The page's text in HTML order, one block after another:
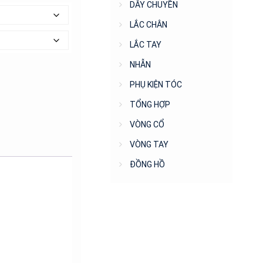
DÂY CHUYỀN
LẮC CHÂN
LẮC TAY
NHẪN
PHỤ KIỆN TÓC
TỔNG HỢP
VÒNG CỔ
VÒNG TAY
ĐỒNG HỒ